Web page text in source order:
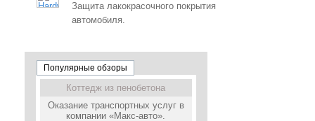
Защита лакокрасочного покрытия
автомобиля.
Популярные обзоры
Коттедж из пенобетона
Оказание транспортных услуг в
компании «Макс-авто».